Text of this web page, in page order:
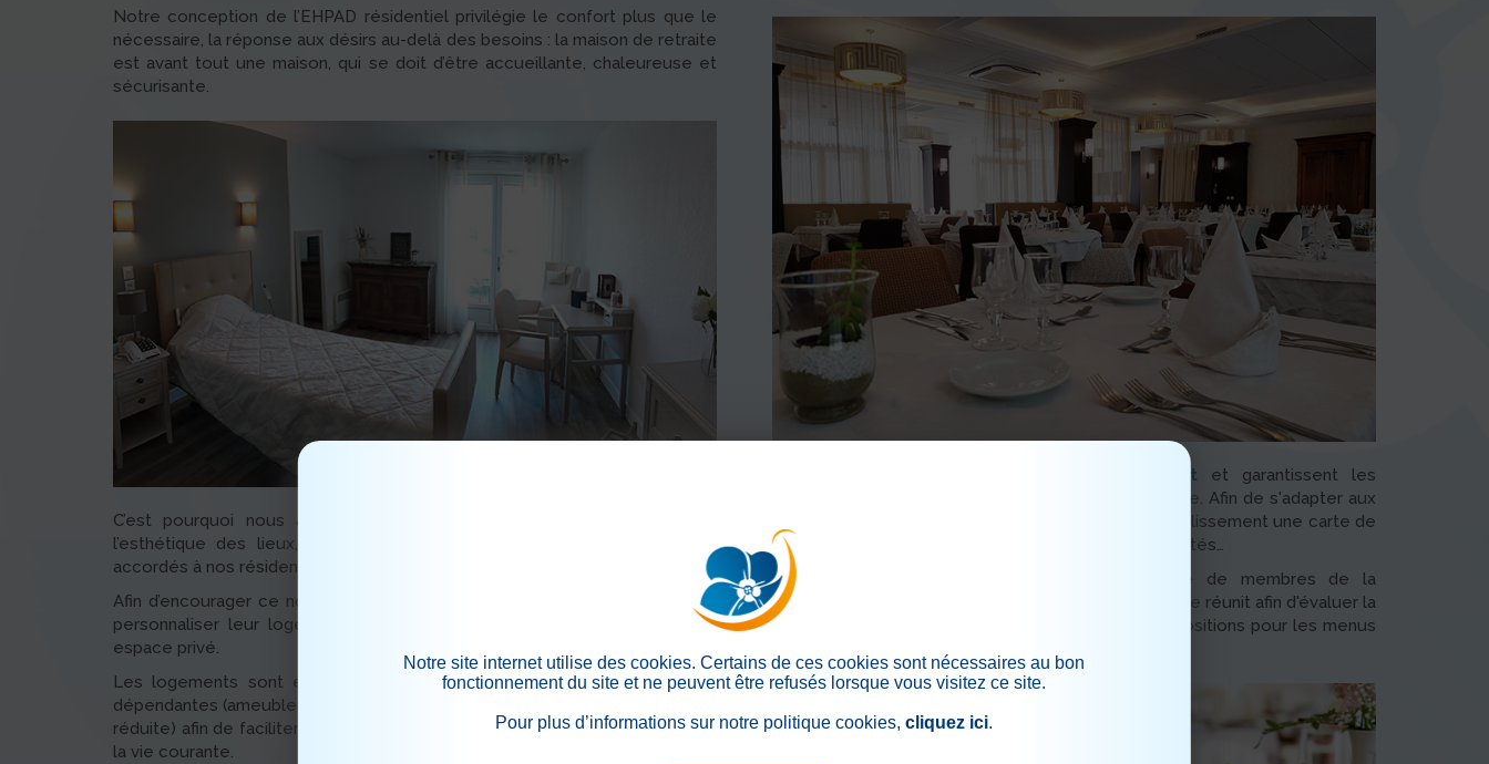
Notre conception de l’EHPAD résidentiel privilégie le confort plus que le
nécessaire, la réponse aux désirs au-delà des besoins : la maison de retraite
est avant tout une maison, qui se doit d’être accueillante, chaleureuse et
sécurisante.
C’est pourquoi nous attachons de l’importance à l’aménagement et à
l’esthétique des lieux, aussi bien qu’à l’attention et aux soins qui sont
accordés à nos résidents.
Afin d’encourager ce nouveau « chez soi », les résidents ont la liberté de
personnaliser leur logement par la décoration et l’ameublement de cet
espace privé.
Les logements sont entièrement équipés pour accueillir les personnes
dépendantes (ameublement, salle de bain adaptés aux personnes à mobilité
réduite) afin de faciliter le quotidien et sécuriser la réalisation des actes de
la vie courante.
Les menus proposés varient quotidiennement et garantissent les
apports nutritifs conseillés pour une population âgée. Afin de s'adapter aux
goûts de chacun, nous proposons dans chaque établissement une carte de
remplacements avec au choix : viande, poisson, crudités…
Chaque mois, une commission menu composée de membres de la
direction, du personnel, de résidents et de familles se réunit afin d'évaluer la
prestation de restauration et de formuler des propositions pour les menus
Notre site internet utilise des cookies. Certains de ces cookies sont nécessaires au bon
fonctionnement du site et ne peuvent être refusés lorsque vous visitez ce site.
Pour plus d’informations sur notre politique cookies,cliquez ici.